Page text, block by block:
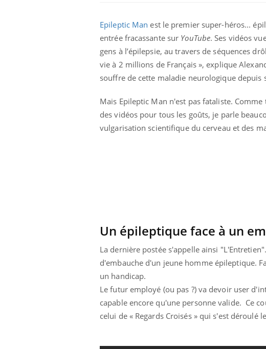
Epileptic Man est le premier super-héros...
entrée fracassante sur YouTube. Ses vidéos
gens à l’épilepsie, au travers de séquences
vie à 2 millions de Français », explique
souffre de cette maladie neurologique depuis
Mais Epileptic Man n'est pas fataliste.
des vidéos pour tous les goûts, je parle
vulgarisation scientifique du cerveau et des
Un épileptique face à un
La dernière postée s'appelle ainsi
d'embauche d'un jeune homme épileptique.
un handicap.
Le futur employé (ou pas ?) va devoir user
capable encore qu'une personne valide. Ce
celui de « Regards Croisés » qui s'est déroulé
Carence en fer : comprendre pour
Youtube
Fatigue, irritabilité, brouillard mental ou
même alopécie… Les symptômes de la
Youtube
Insuline &
osait en
En 2026,
reste